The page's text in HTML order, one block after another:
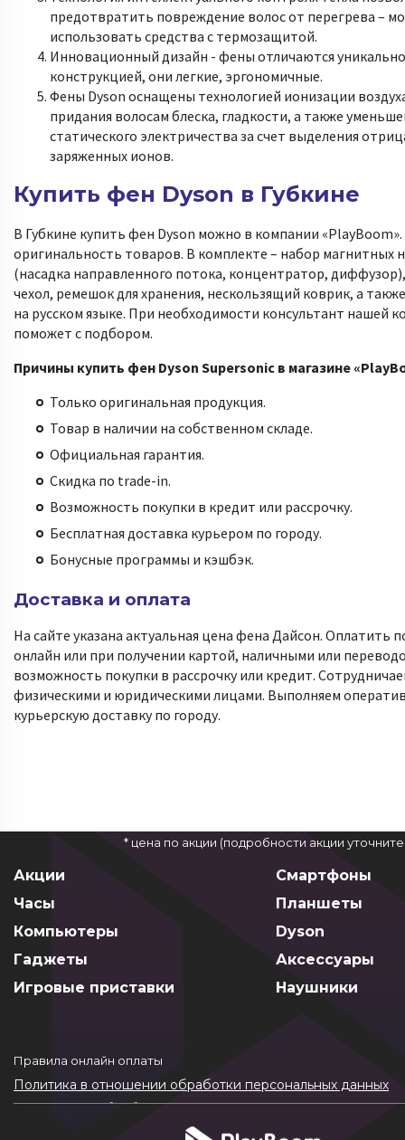
предотвратить повреждение волос от перегрева –
использовать средства с термозащитой.
Инновационный дизайн - фены отличаются
конструкцией, они легкие, эргономичные.
Фены Dyson оснащены технологией ионизации
придания волосам блеска, гладкости, а также
статического электричества за счет выделения
заряженных ионов.
Купить фен Dyson в Губкине
В Губкине купить фен Dyson можно в компании
оригинальность товаров. В комплекте – набор магнитных
(насадка направленного потока, концентратор,
чехол, ремешок для хранения, нескользящий коврик, а
на русском языке. При необходимости консультант нашей
поможет с подбором.
Причины купить фен Dyson Supersonic в магазине
Только оригинальная продукция.
Товар в наличии на собственном складе.
Официальная гарантия.
Скидка по trade-in.
Возможность покупки в кредит или рассрочку.
Бесплатная доставка курьером по городу.
Бонусные программы и кэшбэк.
Доставка и оплата
На сайте указана актуальная цена фена Дайсон. Оплатить
онлайн или при получении картой, наличными или
возможность покупки в рассрочку или кредит.
физическими и юридическими лицами. Выполняем
курьерскую доставку по городу.
* цена по акции (подробности акции
Акции
Смартфоны
Часы
Планшеты
Компьютеры
Dyson
Гаджеты
Аксессуары
Игровые приставки
Наушники
Правила онлайн оплаты
Политика в отношении обработки персональных данных
Согласие на обработку ПДн
Политика обработки файлов cookie